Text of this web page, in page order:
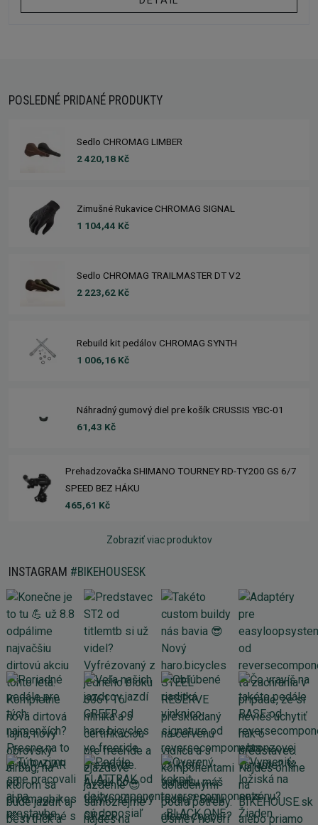
POSLEDNÉ PRIDANÉ PRODUKTY
Sedlo CHROMAG LIMBER
2 420,18 Kč
Zimušné Rukavice CHROMAG SIGNAL
1 104,44 Kč
Sedlo CHROMAG TRAILMASTER DT V2
2 223,62 Kč
Rebuild kit pedálov CHROMAG SYNTH
1 006,16 Kč
Náhradný gumový diel pre košík CRUSSIS YBC-01
61,43 Kč
Prehadzovačka SHIMANO TOURNEY RD-TY200 GS 6/7
SPEED BEZ HÁKU
465,61 Kč
Zobraziť viac produktov
INSTAGRAM #BIKEHOUSESK